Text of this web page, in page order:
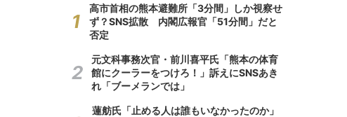
高市首相の熊本避難所「3分間」しか視察せ
ず？SNS拡散 内閣広報官「51分間」だと
否定
元文科事務次官・前川喜平氏「熊本の体育
館にクーラーをつけろ！」訴えにSNSあき
れ「ブーメランでは」
蓮舫氏「止める人は誰もいなかったのか」